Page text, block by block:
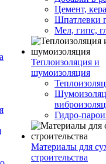
Цемент,
Шпатлевки
Мел, гипс,
Теплоизоляция и
шумоизоляция
Гидро-
Материалы для
строительства